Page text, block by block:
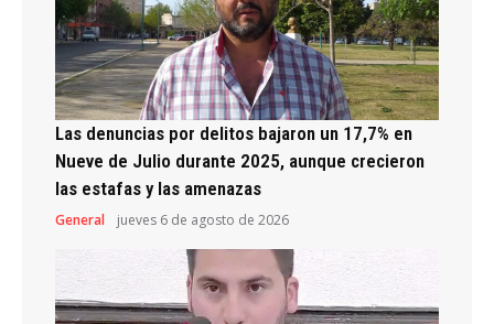
Las denuncias por delitos bajaron un 17,7% en
Nueve de Julio durante 2025, aunque crecieron
las estafas y las amenazas
General jueves 6 de agosto de 2026